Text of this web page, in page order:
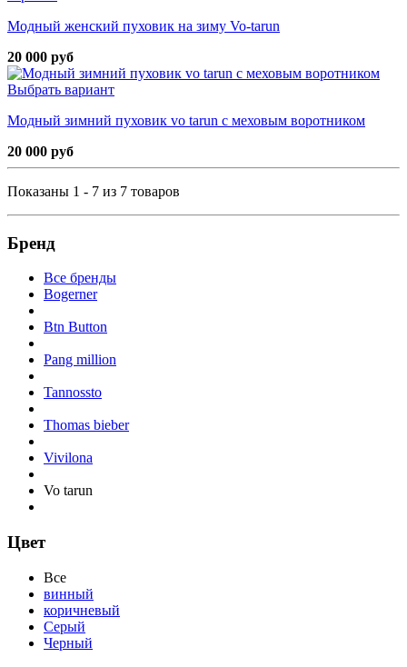
Модный женский пуховик на зиму Vo-tarun
20 000 руб
Выбрать вариант
Модный зимний пуховик vo tarun с меховым воротником
20 000 руб
Показаны 1 - 7 из 7 товаров
Бренд
Все бренды
Bogerner
Btn Button
Pang million
Tannossto
Thomas bieber
Vivilona
Vo tarun
Цвет
Все
винный
коричневый
Серый
Черный